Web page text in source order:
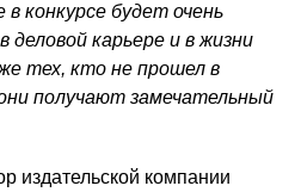
в конкурсе будет очень
деловой карьере и в жизни
тех, кто не прошел в
получают замечательный
издательской компании